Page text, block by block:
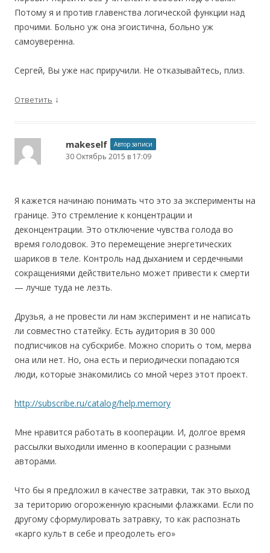
Потому я и против главенства логической функции над
прочими. Больно уж она эгоистична, больно уж
самоуверенна.
Сергей, Вы уже нас приручили. Не отказывайтесь, плиз.
Ответить ↓
makeself Автор записи
30 Октябрь 2015 в 17:09
Я кажется начинаю понимать что это за эксперименты на
границе. Это стремление к концентрации и
деконцентрации. Это отключение чувства голода во
время голодовок. Это перемещение энергетических
шариков в теле. Контроль над дыханием и сердечными
сокращениями действительно может привести к смерти
— лучше туда не лезть.
Друзья, а не провести ли нам эксперимент и не написать
ли совместно статейку. Есть аудитория в 30 000
подписчиков на субскрибе. Можно спорить о том, мерва
она или нет. Но, она есть и периодически попадаются
люди, которые знакомились со мной через этот проект.
http://subscribe.ru/catalog/help.memory
Мне нравится работать в кооперации. И, долгое время
рассылки выходили именно в кооперации с разными
авторами.
Что бы я предложил в качестве затравки, так это выход
за територию огороженную красными флажками. Если по
другому сформулировать затравку, то как распознать
«карго культ в себе и преодолеть его»